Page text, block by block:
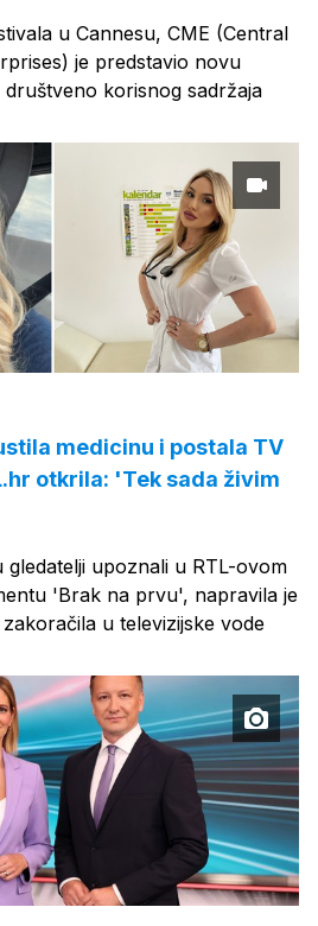
u Cannesu, CME (Central
je predstavio novu
korisnog sadržaja
medicinu i postala TV
otkrila: 'Tek sada živim
upoznali u RTL-ovom
'Brak na prvu', napravila je
u televizijske vode